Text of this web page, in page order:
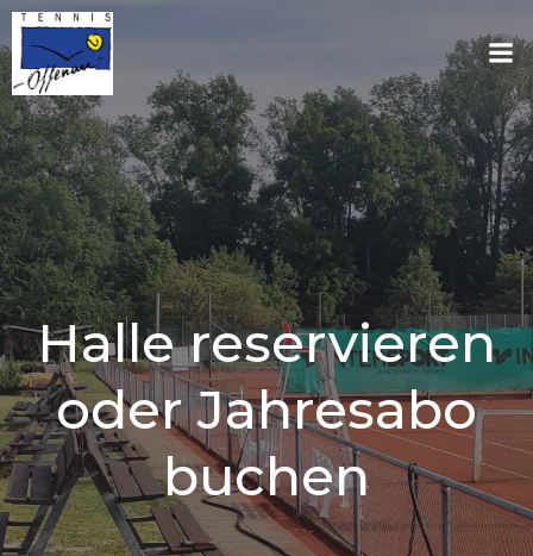
Halle reservieren
oder Jahresabo
buchen